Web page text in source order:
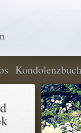
Kondolenzbuch